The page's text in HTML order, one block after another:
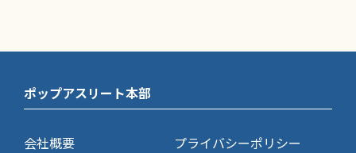
ポップアスリート本部
会社概要
プライバシーポリシー